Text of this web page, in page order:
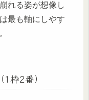
れる姿が想像し
最も軸にしやす
枠2番）